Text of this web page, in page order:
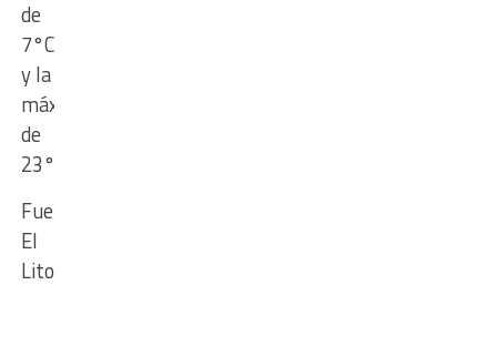
de
7°C
y la
máxima
de
23°C.
Fuente:
El
Litoral